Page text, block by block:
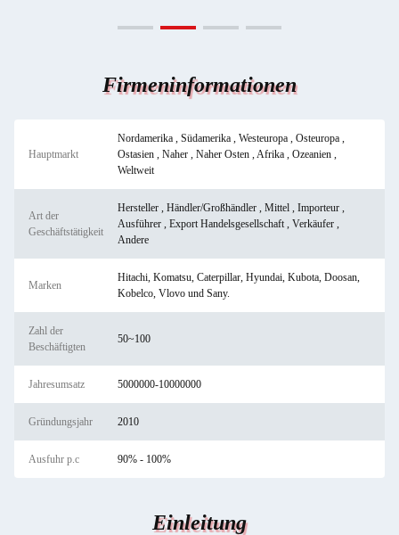
Firmeninformationen
Hauptmarkt
Nordamerika , Südamerika , Westeuropa , Osteuropa ,
Ostasien , Naher , Naher Osten , Afrika , Ozeanien ,
Weltweit
Art der
Geschäftstätigkeit
Hersteller , Händler/Großhändler , Mittel , Importeur ,
Ausführer , Export Handelsgesellschaft , Verkäufer ,
Andere
Marken
Hitachi, Komatsu, Caterpillar, Hyundai, Kubota, Doosan,
Kobelco, Vlovo und Sany.
Zahl der
Beschäftigten
50~100
Jahresumsatz 5000000-10000000
Gründungsjahr 2010
Ausfuhr p.c 90% - 100%
Einleitung